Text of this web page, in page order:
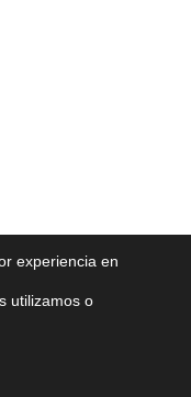
experiencia en
utilizamos o